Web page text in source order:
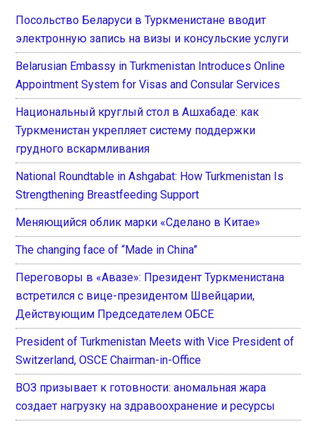
Посольство Беларуси в Туркменистане вводит
электронную запись на визы и консульские услуги
Belarusian Embassy in Turkmenistan Introduces Online
Appointment System for Visas and Consular Services
Национальный круглый стол в Ашхабаде: как
Туркменистан укрепляет систему поддержки
грудного вскармливания
National Roundtable in Ashgabat: How Turkmenistan Is
Strengthening Breastfeeding Support
Меняющийся облик марки «Сделано в Китае»
The changing face of “Made in China”
Переговоры в «Авазе»: Президент Туркменистана
встретился с вице-президентом Швейцарии,
Действующим Председателем ОБСЕ
President of Turkmenistan Meets with Vice President of
Switzerland, OSCE Chairman-in-Office
ВОЗ призывает к готовности: аномальная жара
создает нагрузку на здравоохранение и ресурсы